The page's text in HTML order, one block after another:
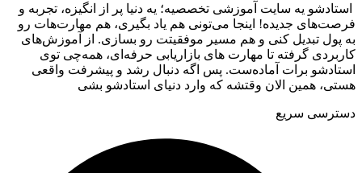
استادشو یه سایت آموزشی تخصصیه؛ یه دنیا پر از انگیزه، تجربه و
فرصت‌های جدیده! اینجا می‌تونی هم یاد بگیری، هم مهارت‌هات رو
به پول تبدیل کنی و هم مسیر موفقیتت رو بسازی. از آموزش‌های
کاربردی گرفته تا مهارت های بازاریابی حرفه‌ای، همه‌چی توی
استادشو برات آماده‌ست. پس اگه دنبال رشد و پیشرفت واقعی
هستی، همین الان وقتشه که وارد دنیای استادشو بشی
دسترسی سریع